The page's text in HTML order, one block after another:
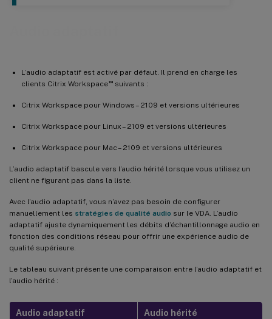
L’audio adaptatif est activé par défaut. Il prend en charge les
clients Citrix Workspace™suivants :
Citrix Workspace pour Windows – 2109 et versions ultérieures
Citrix Workspace pour Linux – 2109 et versions ultérieures
Citrix Workspace pour Mac – 2109 et versions ultérieures
L’audio adaptatif bascule vers l’audio hérité lorsque vous utilisez un
client ne figurant pas dans la liste.
Avec l’audio adaptatif, vous n’avez pas besoin de configurer
manuellement les stratégies de qualité audio sur le VDA. L’audio
adaptatif ajuste dynamiquement les débits d’échantillonnage audio en
fonction des conditions réseau pour offrir une expérience audio de
qualité supérieure.
Le tableau suivant présente une comparaison entre l’audio adaptatif et
l’audio hérité :
Audio adaptatif Audio hérité